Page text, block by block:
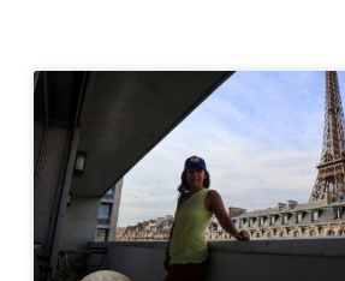
Página
PáginaPágina